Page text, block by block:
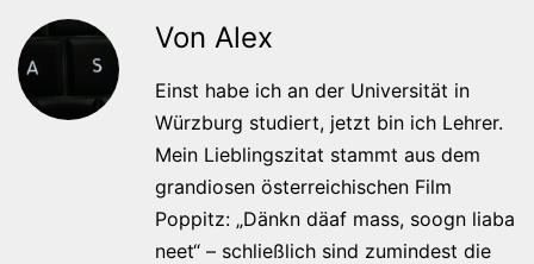
Von Alex
Einst habe ich an der Universität in
Würzburg studiert, jetzt bin ich Lehrer.
Mein Lieblingszitat stammt aus dem
grandiosen österreichischen Film
Poppitz: „Dänkn däaf mass, soogn liaba
neet“ – schließlich sind zumindest die